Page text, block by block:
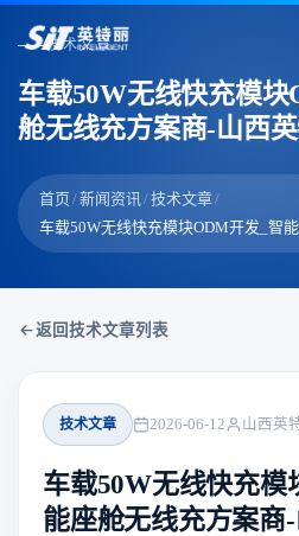
技术文章
车载50W无线快充模
舱无线充方案商-山西
首页 /新闻资讯 /技术文章/
车载50W无线快充模块ODM开发_智能
返回技术文章列表
技术文章 2026-06-12 山西英
车载50W无线快充模
能座舱无线充方案商